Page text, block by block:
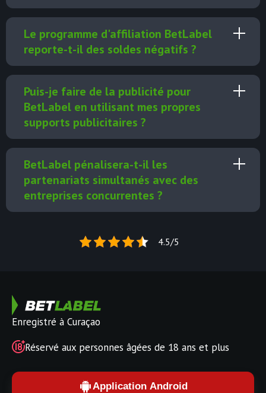
Le programme d'affiliation BetLabel
reporte-t-il des soldes négatifs ?
Puis-je faire de la publicité pour
BetLabel en utilisant mes propres
supports publicitaires ?
BetLabel pénalisera-t-il les
partenariats simultanés avec des
entreprises concurrentes ?
4.5/5
Enregistré à Curaçao
Réservé aux personnes âgées de 18 ans et plus
Application Android